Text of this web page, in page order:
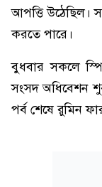
আপত্তি উঠেছিল।
করতে পারে।
বুধবার সকলে
সংসদ অধিবেশন শুরু
পর্ব শেষে রুমিন